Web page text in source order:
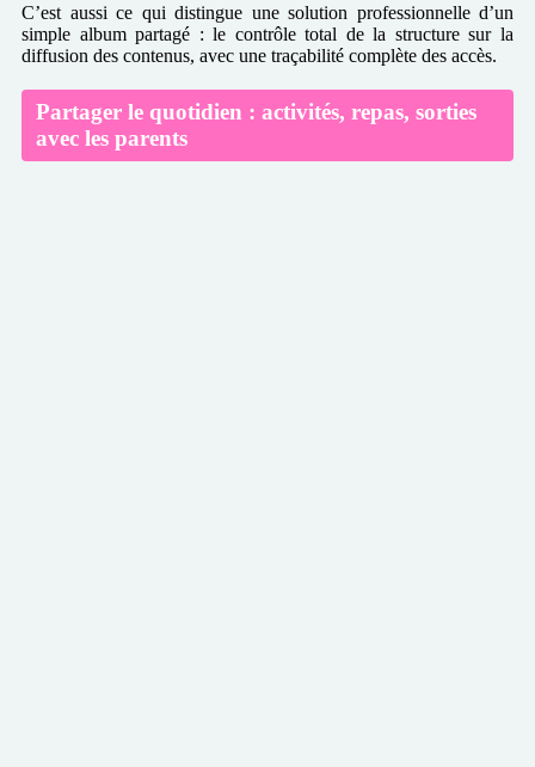
C’est aussi ce qui distingue une solution professionnelle d’un
simple album partagé : le contrôle total de la structure sur la
diffusion des contenus, avec une traçabilité complète des accès.
Partager le quotidien : activités, repas, sorties
avec les parents